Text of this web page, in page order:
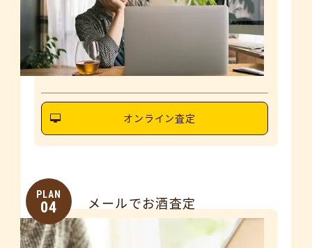
オンライン査定
PLAN
04 メールでお酒査定